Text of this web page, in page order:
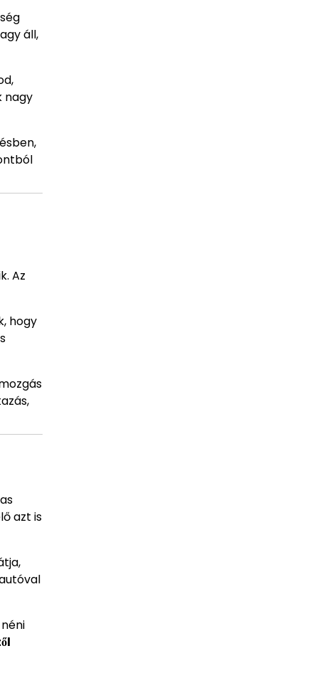
áll,
nagy
Az
hogy
azt is